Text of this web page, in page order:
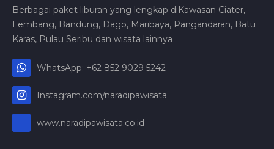
Berbagai paket liburan yang lengkap diKawasan Ciater,
Lembang, Bandung, Dago, Maribaya, Pangandaran, Batu
Karas, Pulau Seribu dan wisata lainnya
WhatsApp: +62 852 9029 5242
Instagram.com/naradipawisata
www.naradipawisata.co.id